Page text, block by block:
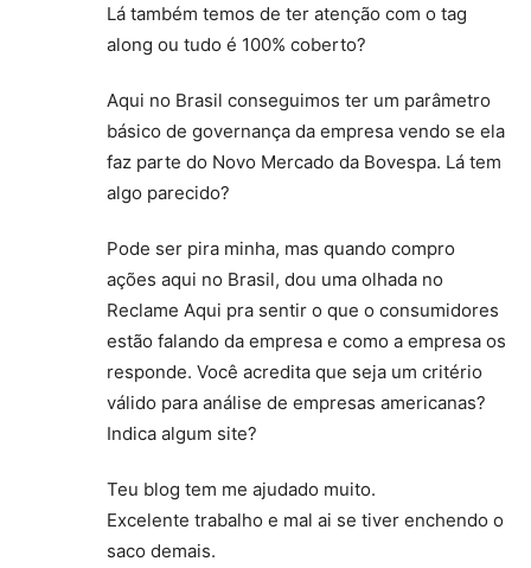
Lá também temos de ter atenção com o tag
along ou tudo é 100% coberto?
Aqui no Brasil conseguimos ter um parâmetro
básico de governança da empresa vendo se ela
faz parte do Novo Mercado da Bovespa. Lá tem
algo parecido?
Pode ser pira minha, mas quando compro
ações aqui no Brasil, dou uma olhada no
Reclame Aqui pra sentir o que o consumidores
estão falando da empresa e como a empresa os
responde. Você acredita que seja um critério
válido para análise de empresas americanas?
Indica algum site?
Teu blog tem me ajudado muito.
Excelente trabalho e mal ai se tiver enchendo o
saco demais.